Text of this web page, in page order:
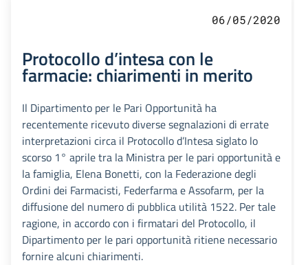
06/05/2020
Protocollo d’intesa con le
farmacie: chiarimenti in merito
Il Dipartimento per le Pari Opportunità ha
recentemente ricevuto diverse segnalazioni di errate
interpretazioni circa il Protocollo d’Intesa siglato lo
scorso 1° aprile tra la Ministra per le pari opportunità e
la famiglia, Elena Bonetti, con la Federazione degli
Ordini dei Farmacisti, Federfarma e Assofarm, per la
diffusione del numero di pubblica utilità 1522. Per tale
ragione, in accordo con i firmatari del Protocollo, il
Dipartimento per le pari opportunità ritiene necessario
fornire alcuni chiarimenti.